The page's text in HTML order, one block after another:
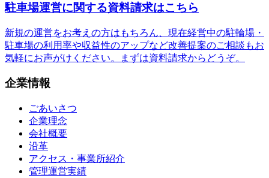
駐車場運営に関する資料請求はこちら
新規の運営をお考えの方はもちろん、現在経営中の駐輪場・
駐車場の利用率や収益性のアップなど改善提案のご相談もお
気軽にお声がけください。まずは資料請求からどうぞ。
企業情報
ごあいさつ
企業理念
会社概要
沿革
アクセス・事業所紹介
管理運営実績